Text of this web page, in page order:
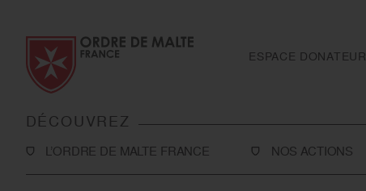
ESPACE DONATEUR
DÉCOUVREZ
L’ORDRE DE MALTE FRANCE
NOS ACTIONS